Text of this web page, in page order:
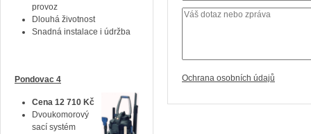
Ochrana osobních údajů
provoz
Dlouhá životnost
Snadná instalace i údržba
Pondovac 4
Cena 12 710 Kč
Dvoukomorový
sací systém